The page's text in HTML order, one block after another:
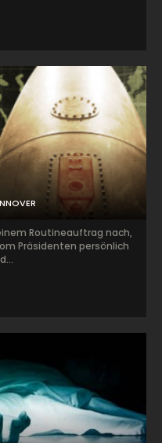
Routineauftrag nach,
Präsidenten persönlich